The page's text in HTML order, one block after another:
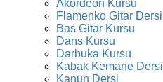
Akordeon Kursu
Flamenko Gitar Dersi
Bas Gitar Kursu
Dans Kursu
Darbuka Kursu
Kabak Kemane Dersi
Kanun Dersi